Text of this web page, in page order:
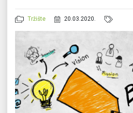
Tržište 20.03.2020.